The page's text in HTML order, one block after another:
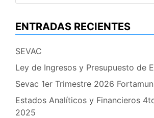
ENTRADAS RECIENTES
SEVAC
Ley de Ingresos y Presupuesto de
Sevac 1er Trimestre 2026 Fortamun
Estados Analíticos y Financieros
2025